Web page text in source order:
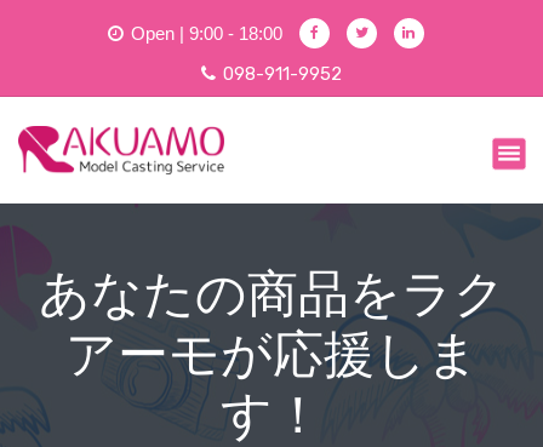
ン
キ
ッ
Open | 9:00 - 18:00
098-911-9952
ラクアーモではお仕事・モデル随時募集中！モデル手配からWeb、グラフィック制作を一貫して行えるため格安でご提供ができます。まずはお見積もりから！
あなたの商品をラク
アーモが応援しま
す！